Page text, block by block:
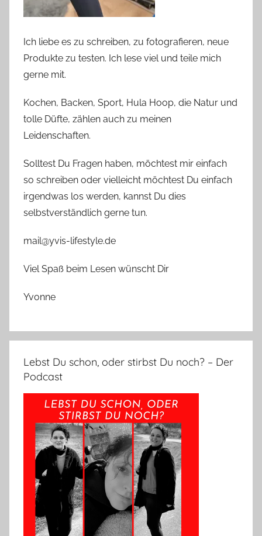
Ich liebe es zu schreiben, zu fotografieren, neue
Produkte zu testen. Ich lese viel und teile mich
gerne mit.
Kochen, Backen, Sport, Hula Hoop, die Natur und
tolle Düfte, zählen auch zu meinen
Leidenschaften.
Solltest Du Fragen haben, möchtest mir einfach
so schreiben oder vielleicht möchtest Du einfach
irgendwas los werden, kannst Du dies
selbstverständlich gerne tun.
mail@yvis-lifestyle.de
Viel Spaß beim Lesen wünscht Dir
Yvonne
Lebst Du schon, oder stirbst Du noch? – Der
Podcast